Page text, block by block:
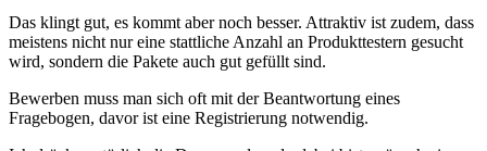
Das klingt gut, es kommt aber noch besser. Attraktiv ist zudem, dass
meistens nicht nur eine stattliche Anzahl an Produkttestern gesucht
wird, sondern die Pakete auch gut gefüllt sind.
Bewerben muss man sich oft mit der Beantwortung eines
Fragebogen, davor ist eine Registrierung notwendig.